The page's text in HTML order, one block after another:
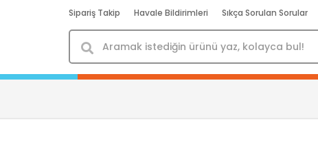
Sipariş Takip Havale Bildirimleri Sıkça Sorulan Sorular